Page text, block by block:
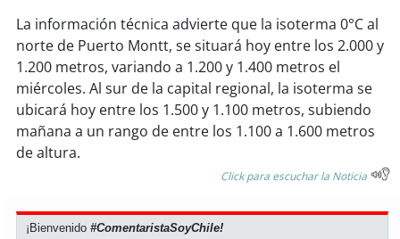
La información técnica advierte que la isoterma 0°C al
norte de Puerto Montt, se situará hoy entre los 2.000 y
1.200 metros, variando a 1.200 y 1.400 metros el
miércoles. Al sur de la capital regional, la isoterma se
ubicará hoy entre los 1.500 y 1.100 metros, subiendo
mañana a un rango de entre los 1.100 a 1.600 metros
de altura.
Click para escuchar la Noticia
¡Bienvenido#ComentaristaSoyChile!